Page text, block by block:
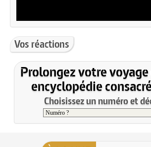
Vos réactions
Prolongez votre
encyclopédie
Choisissez un numéro et